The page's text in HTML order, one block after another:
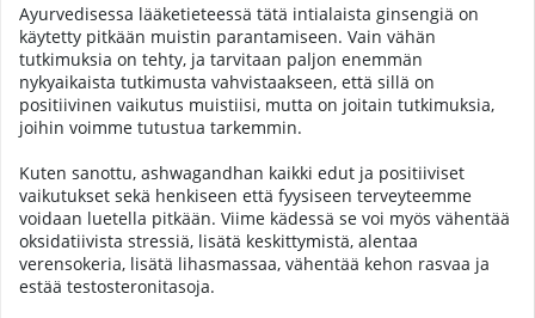
Ayurvedisessa lääketieteessä tätä intialaista ginsengiä on
käytetty pitkään muistin parantamiseen. Vain vähän
tutkimuksia on tehty, ja tarvitaan paljon enemmän
nykyaikaista tutkimusta vahvistaakseen, että sillä on
positiivinen vaikutus muistiisi, mutta on joitain tutkimuksia,
joihin voimme tutustua tarkemmin.
Kuten sanottu, ashwagandhan kaikki edut ja positiiviset
vaikutukset sekä henkiseen että fyysiseen terveyteemme
voidaan luetella pitkään. Viime kädessä se voi myös vähentää
oksidatiivista stressiä, lisätä keskittymistä, alentaa
verensokeria, lisätä lihasmassaa, vähentää kehon rasvaa ja
estää testosteronitasoja.